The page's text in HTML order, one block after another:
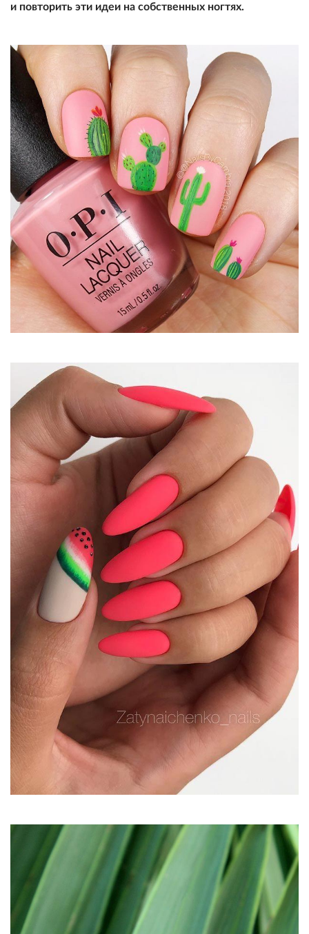
и повторить эти идеи на собственных ногтях.